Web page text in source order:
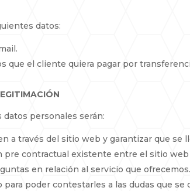
datos:
que el cliente quiera pagar por
personales serán:
a través del sitio web y garantizar que se
contractual existente entre el sitio web
en relación al servicio que
poder contestarles a las dudas que se